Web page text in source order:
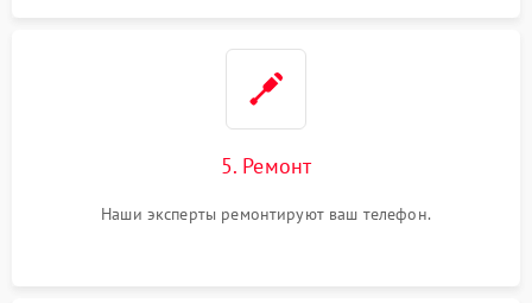
5. Ремонт
Наши эксперты ремонтируют ваш телефон.